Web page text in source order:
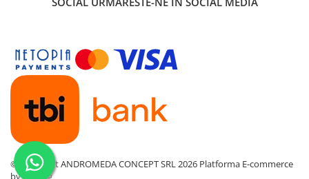
©Copyright ANDROMEDA CONCEPT SRL 2026 Platforma E-commerce
by Gomag